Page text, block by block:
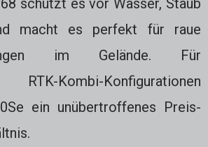
schützt es vor Wasser, Staub
macht es perfekt für raue
im Gelände. Für
RTK-Kombi-Konfigurationen
ein unübertroffenes Preis-